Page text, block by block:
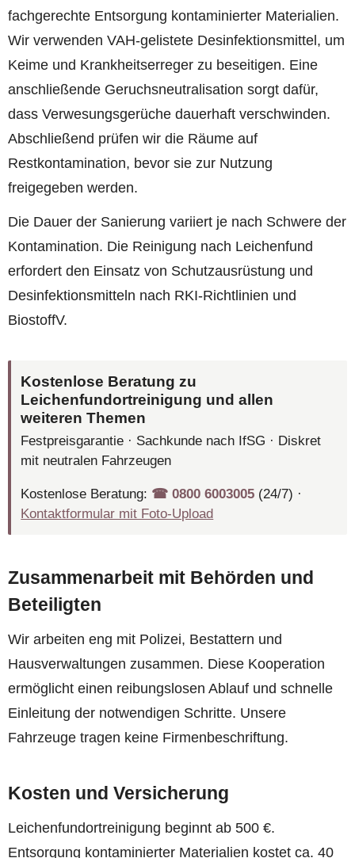
fachgerechte Entsorgung kontaminierter Materialien.
Wir verwenden VAH-gelistete Desinfektionsmittel, um
Keime und Krankheitserreger zu beseitigen. Eine
anschließende Geruchsneutralisation sorgt dafür,
dass Verwesungsgerüche dauerhaft verschwinden.
Abschließend prüfen wir die Räume auf
Restkontamination, bevor sie zur Nutzung
freigegeben werden.
Die Dauer der Sanierung variiert je nach Schwere der
Kontamination. Die Reinigung nach Leichenfund
erfordert den Einsatz von Schutzausrüstung und
Desinfektionsmitteln nach RKI-Richtlinien und
BiostoffV.
Kostenlose Beratung zu
Leichenfundortreinigung und allen
weiteren Themen
Festpreisgarantie · Sachkunde nach IfSG · Diskret
mit neutralen Fahrzeugen
Kostenlose Beratung: ☎︎ 0800 6003005 (24/7) ·
Kontaktformular mit Foto-Upload
Zusammenarbeit mit Behörden und
Beteiligten
Wir arbeiten eng mit Polizei, Bestattern und
Hausverwaltungen zusammen. Diese Kooperation
ermöglicht einen reibungslosen Ablauf und schnelle
Einleitung der notwendigen Schritte. Unsere
Fahrzeuge tragen keine Firmenbeschriftung.
Kosten und Versicherung
Leichenfundortreinigung beginnt ab 500 €.
Entsorgung kontaminierter Materialien kostet ca. 40